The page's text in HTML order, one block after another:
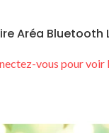
Aréa Bluetooth
vous pour voir